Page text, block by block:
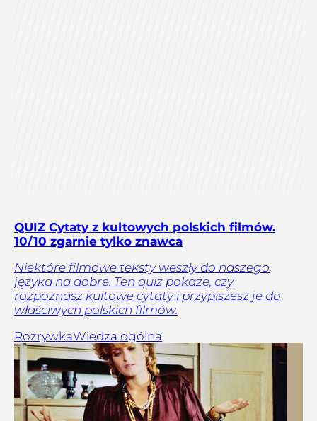
QUIZ Cytaty z kultowych polskich filmów.
10/10 zgarnie tylko znawca
Niektóre filmowe teksty weszły do naszego
języka na dobre. Ten quiz pokaże, czy
rozpoznasz kultowe cytaty i przypiszesz je do
właściwych polskich filmów.
RozrywkaWiedza ogólna